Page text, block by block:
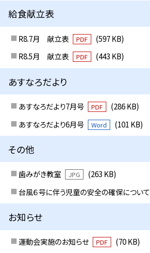
給食献立表
R8.7月 献立表 PDF
(597 KB)
R8.5月 献立表
PDF (443 KB)
あすなろだより
あすなろだより7月号 PDF
(286 KB)
あすなろだより6月号
Word (101 KB)
その他
歯みがき教室 JPG
(263 KB)
台風６号に伴う児童の安全の確保について
お知らせ
運動会実施のお知らせ PDF
(70 KB)